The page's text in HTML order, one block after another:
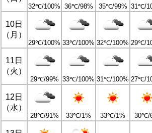
32℃/100% 36℃/98% 35℃/99% 31℃/
10日
（月）
29℃/100% 33℃/100% 32℃/100% 29℃/
11日
（火）
29℃/99% 33℃/100% 31℃/100% 27℃/
12日
（水）
28℃/91% 33℃/1% 33℃/1% 30℃/